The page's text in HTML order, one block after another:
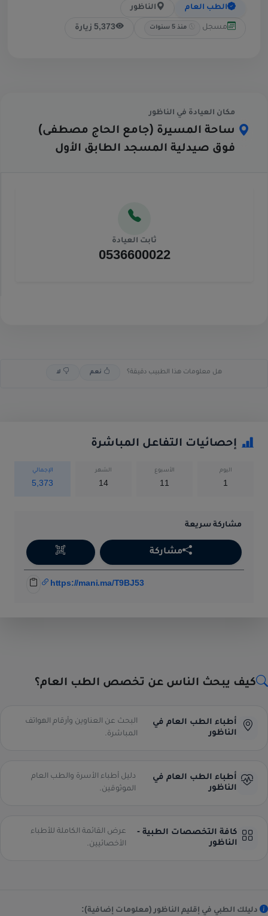
الطب العام الناظور
مسجل منذ 5 سنوات 5,373 زيارة
مكان العيادة في الناظور
ساحة المسيرة (جامع الحاج مصطفى)
فوق صيدلية المسجد الطابق الأول
ثابت العيادة
0536600022
هل معلومات هذا الطبيب دقيقة؟ نعم لا
إحصائيات التفاعل المباشرة
اليوم
1
الأسبوع
11
الشهر
14
الإجمالي
5,373
مشاركة سريعة
مشاركة
https://mani.ma/T9BJ53
كيف يبحث الناس عن تخصص الطب العام؟
أطباء الطب العام في
الناظور
البحث عن العناوين وأرقام الهواتف
المباشرة.
أطباء الطب العام في
الناظور
دليل أطباء الأسرة والطب العام
الموثوقين.
كافة التخصصات الطبية -
الناظور
عرض القائمة الكاملة للأطباء
الأخصائيين.
دليلك الطبي في إقليم الناظور (معلومات إضافية):